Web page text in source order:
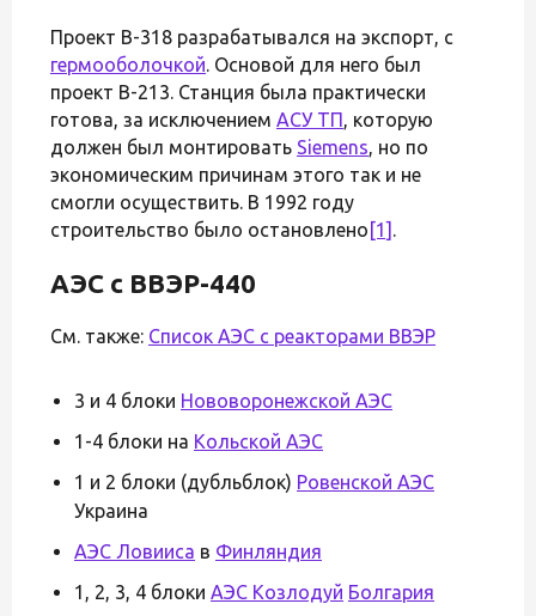
Проект В-318 разрабатывался на экспорт, с
гермооболочкой. Основой для него был
проект В-213. Станция была практически
готова, за исключением АСУ ТП, которую
должен был монтировать Siemens, но по
экономическим причинам этого так и не
смогли осуществить. В 1992 году
строительство было остановлено [1] .
АЭС с ВВЭР-440
См. также: Список АЭС с реакторами ВВЭР
3 и 4 блоки Нововоронежской АЭС
1-4 блоки на Кольской АЭС
1 и 2 блоки (дубльблок) Ровенской АЭС
Украина
АЭС Ловииса в Финляндия
1, 2, 3, 4 блоки АЭС Козлодуй Болгария